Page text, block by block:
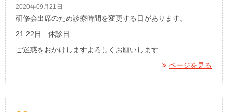
2020年09月21日
研修会出席のため診療時間を変更する日があります。
21.22日 休診日
ご迷惑をおかけしますよろしくお願いします
ページを見る